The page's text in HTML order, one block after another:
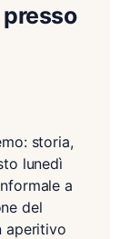
storia,
lunedì
a
del
aperitivo